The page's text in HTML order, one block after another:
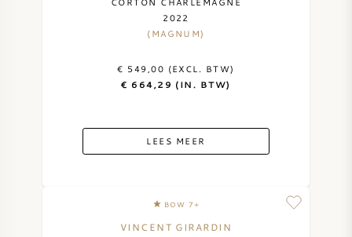
2022
(MAGNUM)
€ 549,00 (EXCL. BTW)
€ 664,29 (IN. BTW)
LEES MEER
BOW 7+
VINCENT GIRARDIN